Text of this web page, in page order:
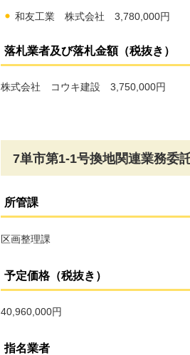
和友工業 株式会社 3,780,000円
落札業者及び落札金額（税抜き）
株式会社 コウキ建設 3,750,000円
7単市第1-1号換地関連業務委
所管課
区画整理課
予定価格（税抜き）
40,960,000円
指名業者